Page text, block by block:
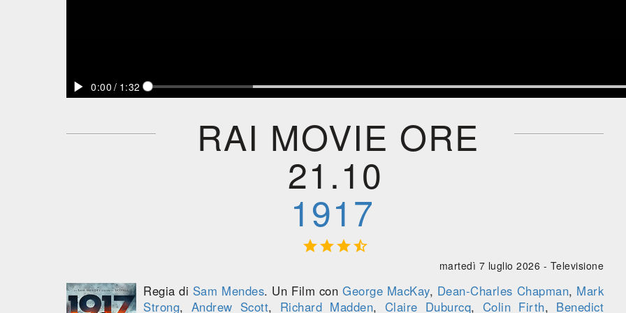
 0:00 / 1:32
RAI MOVIE ORE
21.10
1917

martedì 7 luglio 2026 - Televisione
Regia di Sam Mendes. Un Film conGeorge MacKay, Dean-Charles Chapman, Mark
Strong, Andrew Scott, Richard Madden, Claire Duburcq, Colin Firth, Benedict